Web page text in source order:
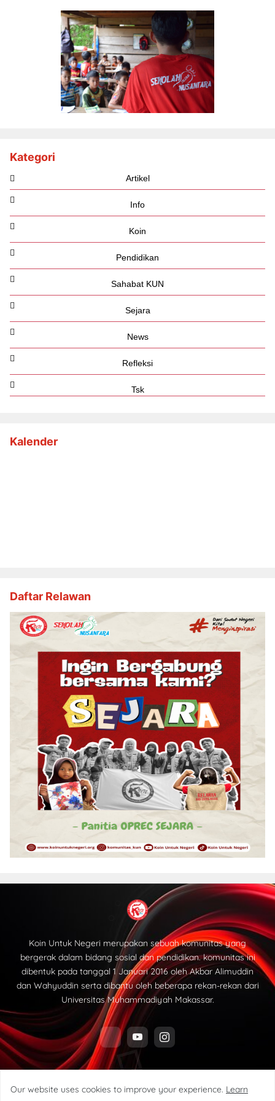
Kategori
Artikel
Info
Koin
Pendidikan
Sahabat KUN
Sejara
News
Refleksi
Tsk
Kalender
Daftar Relawan
Koin Untuk Negeri merupakan sebuah komunitas yang
bergerak dalam bidang sosial dan pendidikan. komunitas ini
dibentuk pada tanggal 1 Januari 2016 oleh Akbar Alimuddin
dan Wahyuddin serta dibantu oleh beberapa rekan-rekan dari
Universitas Muhammadiyah Makassar.
Our website uses cookies to improve your experience. Learn